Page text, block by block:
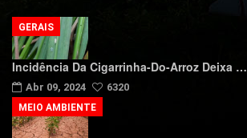
Incidência Da Cigarrinha-Do-Arroz Deixa …
Abr 09, 2024 6320
GERAIS
MEIO AMBIENTE